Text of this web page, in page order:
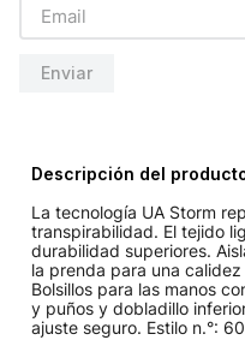
Enviar
Descripción del
La tecnología UA Storm
transpirabilidad. El tejido
durabilidad superiores.
la prenda para una
Bolsillos para las manos
y puños y dobladillo
ajuste seguro. Estilo n.°: